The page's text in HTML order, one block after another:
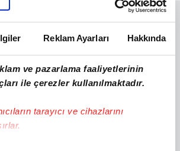
Reklam Ayarları Hakkında
ve pazarlama faaliyetlerinin
ile çerezler kullanılmaktadır.
tarayıcı ve cihazlarını